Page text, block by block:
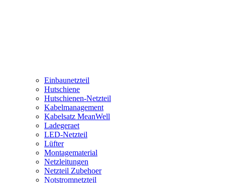
Einbaunetzteil
Hutschiene
Hutschienen-Netzteil
Kabelmanagement
Kabelsatz MeanWell
Ladegeraet
LED-Netzteil
Lüfter
Montagematerial
Netzleitungen
Netzteil Zubehoer
Notstromnetzteil